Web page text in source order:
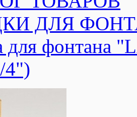
ДЛЯ
для фонтана
4")